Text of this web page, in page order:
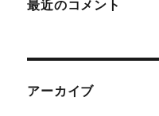
最近のコメント
アーカイブ